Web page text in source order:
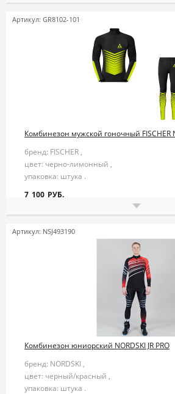
Артикул: GR8102-101
Комбинезон мужской гоночный FISCHER
бренд: FISCHER ,
цвет: черно-лимонный ,
упаковка: штука .
7 100 РУБ.
Артикул: NSJ493190
Комбинезон юниорский NORDSKI JR PRO
бренд: NORDSKI ,
цвет: черный/красный ,
упаковка: штука .